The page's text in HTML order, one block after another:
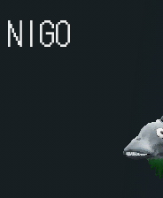
NIGO